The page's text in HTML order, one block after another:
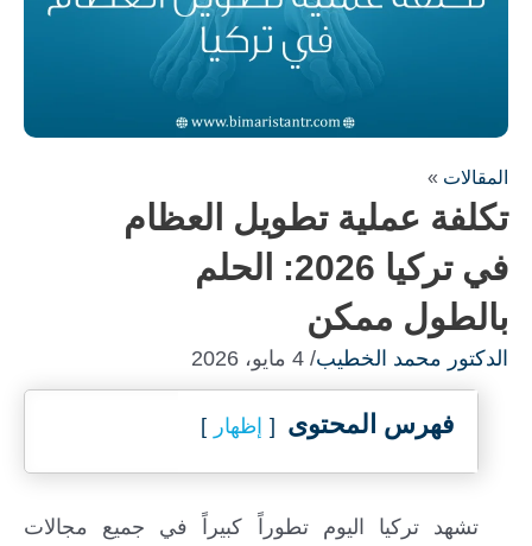
المقالات »
تكلفة عملية تطويل العظام
في تركيا 2026: الحلم
بالطول ممكن
الدكتور محمد الخطيب/ 4 مايو، 2026
فهرس المحتوى إظهار
تشهد تركيا اليوم تطوراً كبيراً في جميع مجالات